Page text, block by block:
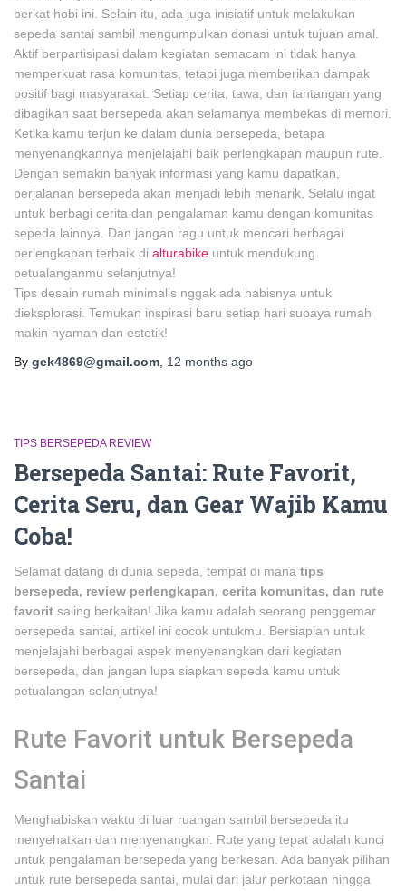
berkat hobi ini. Selain itu, ada juga inisiatif untuk melakukan
sepeda santai sambil mengumpulkan donasi untuk tujuan amal.
Aktif berpartisipasi dalam kegiatan semacam ini tidak hanya
memperkuat rasa komunitas, tetapi juga memberikan dampak
positif bagi masyarakat. Setiap cerita, tawa, dan tantangan yang
dibagikan saat bersepeda akan selamanya membekas di memori.
Ketika kamu terjun ke dalam dunia bersepeda, betapa
menyenangkannya menjelajahi baik perlengkapan maupun rute.
Dengan semakin banyak informasi yang kamu dapatkan,
perjalanan bersepeda akan menjadi lebih menarik. Selalu ingat
untuk berbagi cerita dan pengalaman kamu dengan komunitas
sepeda lainnya. Dan jangan ragu untuk mencari berbagai
perlengkapan terbaik di alturabike untuk mendukung
petualanganmu selanjutnya!
Tips desain rumah minimalis nggak ada habisnya untuk
dieksplorasi. Temukan inspirasi baru setiap hari supaya rumah
makin nyaman dan estetik!
By gek4869@gmail.com 12 months ago
TIPS BERSEPEDA REVIEW
Bersepeda Santai: Rute Favorit,
Cerita Seru, dan Gear Wajib Kamu
Coba!
Selamat datang di dunia sepeda, tempat di mana tips
bersepeda, review perlengkapan, cerita komunitas, dan rute
favorit saling berkaitan! Jika kamu adalah seorang penggemar
bersepeda santai, artikel ini cocok untukmu. Bersiaplah untuk
menjelajahi berbagai aspek menyenangkan dari kegiatan
bersepeda, dan jangan lupa siapkan sepeda kamu untuk
petualangan selanjutnya!
Rute Favorit untuk Bersepeda
Santai
Menghabiskan waktu di luar ruangan sambil bersepeda itu
menyehatkan dan menyenangkan. Rute yang tepat adalah kunci
untuk pengalaman bersepeda yang berkesan. Ada banyak pilihan
untuk rute bersepeda santai, mulai dari jalur perkotaan hingga